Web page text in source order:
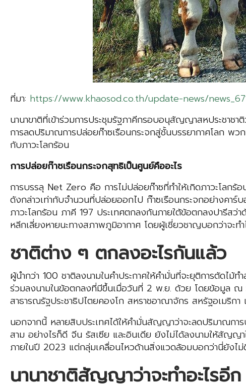
ที่มา: https://www.khaosod.co.th/update-news/
นานาขาติที่เข้าร่วมการประชุมรัฐภาคีกรอบอนุสัญญาสหประชา
การลดปริมาณการปล่อยก๊าซเรือนกระจกสู่ชั้นบรรยากาศโลก พ
กับภาวะโลกร้อน
การปล่อยก๊าซเรือนกระจกสุทธิเป็นศูนย์คืออะไร
การบรรลุ Net Zero คือ การไม่ปล่อยก๊าซที่ทำให้เกิดภาวะโลก
ดังกล่าวเท่ากับจำนวนที่ปล่อยออกไป ก๊าซเรือนกระจกอย่างคาร์
ภาวะโลกร้อน ภาคี 197 ประเทศตกลงกันภายใต้ข้อตกลงปารีส
หลีกเลี่ยงหายนะทางสภาพภูมิอากาศ โดยผู้เชี่ยวชาญบอกว่าจะ
ชาติต่าง ๆ ตกลงอะไรกันแล้ว
ผู้นำกว่า 100 ชาติลงนามในคำประกาศให้คำมั่นที่จะยุติการตัดไ
ร่วมลงนามในข้อตกลงที่มีขึ้นเมื่อวันที่ 2 พ.ย. ด้วย โดยข้อมูล ณ
สาธารณรัฐประชาธิปไตยคองโก สหราชอาณาจักร สหรัฐอเมริก
นอกจากนี้ หลายสิบประเทศได้ให้คำมั่นสัญญาว่าจะลดปริมาณก
สาม อย่างไรก็ดี จีน รัสเซีย และอินเดีย ยังไม่ได้ลงนามให้สัญญ
ภายในปี 2023 แต่กลุ่มเคลื่อนไหวด้านสิ่งแวดล้อมบอกว่านี่ยัง
นานาชาติสัญญาว่าจะทำอะไรอีก